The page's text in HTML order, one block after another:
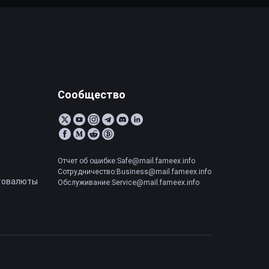
Сообщество
Отчет об ошибке:Safe@mail.fameex.info
Сотрудничество:Business@mail.fameex.info
Обслуживание:Service@mail.fameex.info